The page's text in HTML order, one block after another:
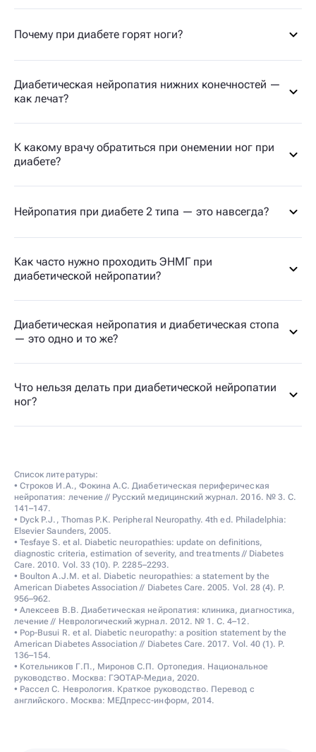
Почему при диабете горят ноги?
Диабетическая нейропатия нижних конечностей —
как лечат?
К какому врачу обратиться при онемении ног при
диабете?
Нейропатия при диабете 2 типа — это навсегда?
Как часто нужно проходить ЭНМГ при
диабетической нейропатии?
Диабетическая нейропатия и диабетическая стопа
— это одно и то же?
Что нельзя делать при диабетической нейропатии
ног?
Список литературы:
• Строков И.А., Фокина А.С. Диабетическая периферическая
нейропатия: лечение // Русский медицинский журнал. 2016. № 3. С.
141–147.
• Dyck P.J., Thomas P.K. Peripheral Neuropathy. 4th ed. Philadelphia:
Elsevier Saunders, 2005.
• Tesfaye S. et al. Diabetic neuropathies: update on definitions,
diagnostic criteria, estimation of severity, and treatments // Diabetes
Care. 2010. Vol. 33 (10). P. 2285–2293.
• Boulton A.J.M. et al. Diabetic neuropathies: a statement by the
American Diabetes Association // Diabetes Care. 2005. Vol. 28 (4). P.
956–962.
• Алексеев В.В. Диабетическая нейропатия: клиника, диагностика,
лечение // Неврологический журнал. 2012. № 1. С. 4–12.
• Pop-Busui R. et al. Diabetic neuropathy: a position statement by the
American Diabetes Association // Diabetes Care. 2017. Vol. 40 (1). P.
136–154.
• Котельников Г.П., Миронов С.П. Ортопедия. Национальное
руководство. Москва: ГЭОТАР-Медиа, 2020.
• Рассел С. Неврология. Краткое руководство. Перевод с
английского. Москва: МЕДпресс-информ, 2014.